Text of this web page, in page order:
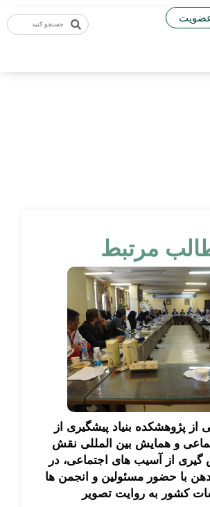
مرتبط
از پژوهشکده بنیاد پیشگیری از
و همایش بین المللی نقش
از آسیب های اجتماعی، در
با حضور مسئولین و انجمن ها
کشور به روایت تصویر